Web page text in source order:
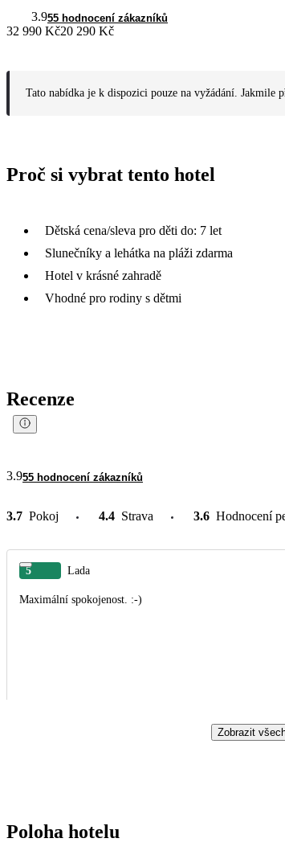
3.955 hodnocení zákazníků
32 990 Kč20 290 Kč
Tato nabídka je k dispozici pouze na vyžádání.
Proč si vybrat tento hotel
Dětská cena/sleva pro děti do: 7 let
Slunečníky a lehátka na pláži zdarma
Hotel v krásné zahradě
Vhodné pro rodiny s dětmi
Recenze
3.955 hodnocení zákazníků
3.7 Pokoj 4.4 Strava 3.6 Hodnocení
5 Lada
Maximální spokojenost. :-)
Zobrazit
Poloha hotelu